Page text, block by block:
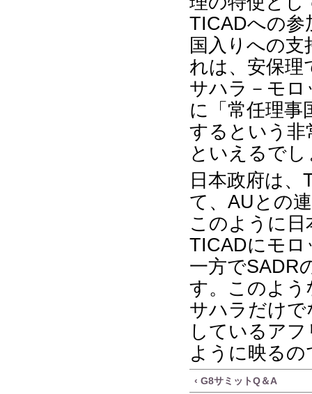
TICADへの参
国入りへの
れは、安保理
サハラ－モロ
に「常任理事
するという非
といえるでし
日本政府は
て、AUとの
このように
TICADにモロ
一方でSADR
す。このよう
サハラだけで
しているア
ように映る
‹ G8サミットQ＆A